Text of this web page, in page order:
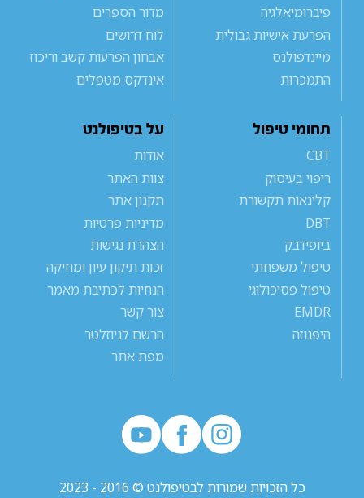
פיברומיאלגיה
הפרעת אישיות גבולית
מיינדפולנס
התמכרות
מדור הספרים
לוח דרושים
אבחון הפרעות קשב וריכוז
אינדקס מטפלים
תחומי טיפול
CBT
ריפוי בעיסוק
קלינאות תקשורת
DBT
ביופידבק
טיפול משפחתי
טיפול פסיכולוגי
EMDR
היפנוזה
על בטיפולנט
אודות
צוות האתר
תקנון אתר
מדיניות פרטיות
הצהרת נגישות
זכות תיקון עיון ומחיקה
הנחיות לכתיבת מאמר
צור קשר
הרשם לניוזלטר
מפת אתר
כל הזכויות שמורות לבטיפולנט © 2016 - 2023